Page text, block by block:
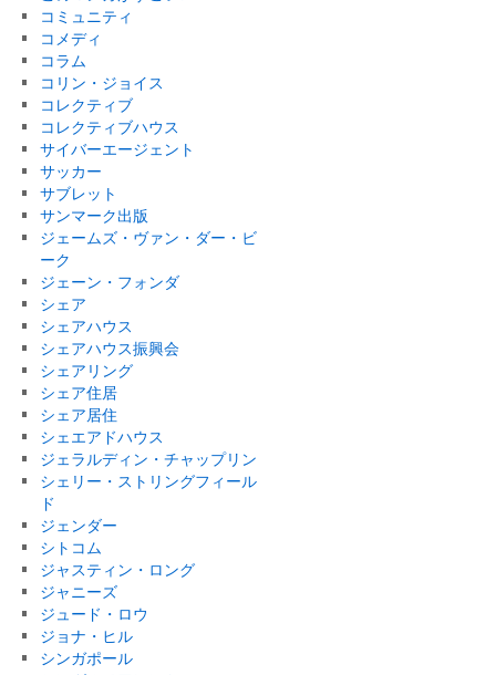
コミュニティ
コメディ
コラム
コリン・ジョイス
コレクティブ
コレクティブハウス
サイバーエージェント
サッカー
サブレット
サンマーク出版
ジェームズ・ヴァン・ダー・ビ
ーク
ジェーン・フォンダ
シェア
シェアハウス
シェアハウス振興会
シェアリング
シェア住居
シェア居住
シェエアドハウス
ジェラルディン・チャップリン
シェリー・ストリングフィール
ド
ジェンダー
シトコム
ジャスティン・ロング
ジャニーズ
ジュード・ロウ
ジョナ・ヒル
シンガポール